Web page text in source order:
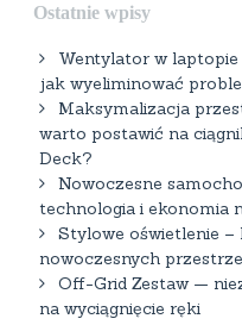
Ostatnie wpisy
Wentylator w laptopie
jak wyeliminować
Maksymalizacja
warto postawić na
Deck?
Nowoczesne
technologia i ekonomia
Stylowe oświetlenie
nowoczesnych
Off-Grid Zestaw —
na wyciągnięcie ręki